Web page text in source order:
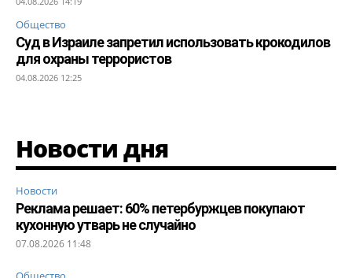
Общество
Суд в Израиле запретил использовать крокодилов
для охраны террористов
04.08.2026 12:25
Новости дня
Новости
Реклама решает: 60% петербуржцев покупают
кухонную утварь не случайно
07.08.2026 11:48